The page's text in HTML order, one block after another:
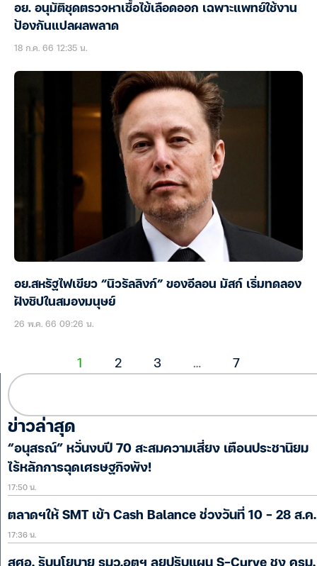
อย. อนุมัติชุดตรวจหาเชื้อไข้เลือดออก เฉพาะแพทย์ใช้งาน
ป้องกันแปลผลพลาด
18 ก.ค. 66 12:35 น.
อย.สหรัฐไฟเขียว “นิวรัลลิงก์” ของอีลอน มัสก์ เริ่มทดลอง
ฝังชิปในสมองมนุษย์
26 พ.ค. 66 09:26 น.
1 2 3 … 7
ข่าวล่าสุด
“อนุสรณ์” หวั่นงบปี 70 สะสมความเสี่ยง เตือนประชานิยม
ไร้หลักการฉุดเศรษฐกิจพัง!
17:50 น.
ตลาดฯให้ SMT เข้า Cash Balance ช่วงวันที่ 10 – 28 ส.ค.
17:36 น.
สศอ. รับนโยบาย รมว.อุตฯ ลุยปรับแผน S-Curve ชง ครม.